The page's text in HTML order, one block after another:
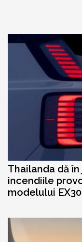
Thailanda dă
incendiile
modelului EX30